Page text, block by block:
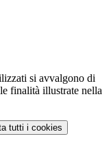
si avvalgono di
finalità illustrate nella
tutti i cookies